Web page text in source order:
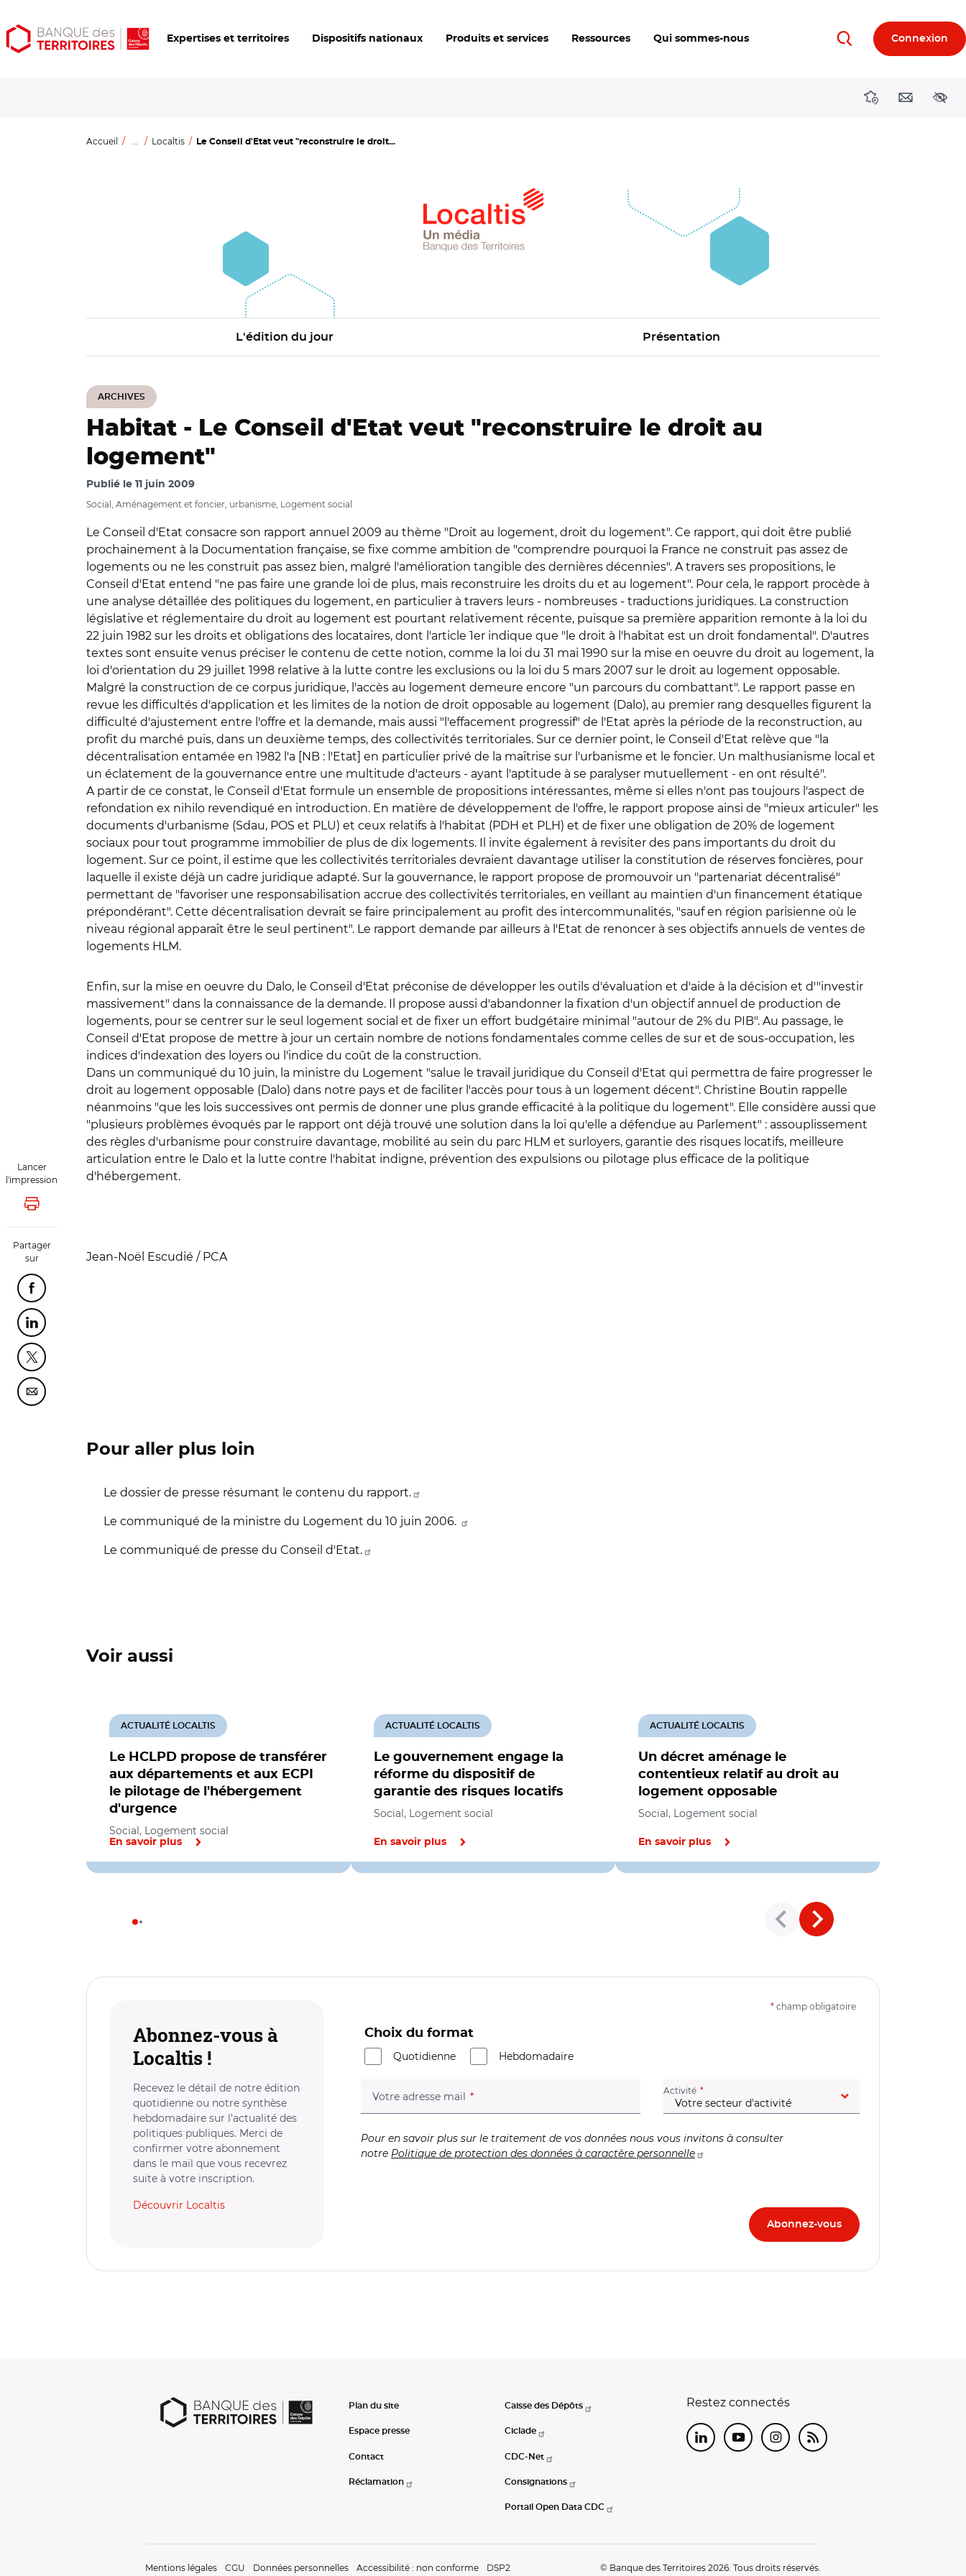
Aller
au
Aller
au
Ouvrir
les
Expertises et territoires Dispositifs nationaux Produits et services Ressources Qui sommes-nous RechercherConnexion
DirectionsContact
Accueil ... Localtis Le Conseil d'Etat veut "reconstruire le droit...
L'édition du jour Présentation
ARCHIVES
Lancer
l'impression
Lancer l'impression
Partager
sur
Partager cette page sur Facebook
Partager cette page sur Linkedin
Partager cette page sur Twitter
Partager cette page sur Courriel
Habitat - Le Conseil d'Etat veut "reconstruire le droit au
logement"
Publié le 11 juin 2009
Social, Aménagement et foncier, urbanisme, Logement social
Le Conseil d'Etat consacre son rapport annuel 2009 au thème "Droit au logement, droit du logement". Ce rapport, qui doit être publié
prochainement à la Documentation française, se fixe comme ambition de "comprendre pourquoi la France ne construit pas assez de
logements ou ne les construit pas assez bien, malgré l'amélioration tangible des dernières décennies". A travers ses propositions, le
Conseil d'Etat entend "ne pas faire une grande loi de plus, mais reconstruire les droits du et au logement". Pour cela, le rapport procède à
une analyse détaillée des politiques du logement, en particulier à travers leurs - nombreuses - traductions juridiques. La construction
législative et réglementaire du droit au logement est pourtant relativement récente, puisque sa première apparition remonte à la loi du
22 juin 1982 sur les droits et obligations des locataires, dont l'article 1er indique que "le droit à l'habitat est un droit fondamental". D'autres
textes sont ensuite venus préciser le contenu de cette notion, comme la loi du 31 mai 1990 sur la mise en oeuvre du droit au logement, la
loi d'orientation du 29 juillet 1998 relative à la lutte contre les exclusions ou la loi du 5 mars 2007 sur le droit au logement opposable.
Malgré la construction de ce corpus juridique, l'accès au logement demeure encore "un parcours du combattant". Le rapport passe en
revue les difficultés d'application et les limites de la notion de droit opposable au logement (Dalo), au premier rang desquelles figurent la
difficulté d'ajustement entre l'offre et la demande, mais aussi "l'effacement progressif" de l'Etat après la période de la reconstruction, au
profit du marché puis, dans un deuxième temps, des collectivités territoriales. Sur ce dernier point, le Conseil d'Etat relève que "la
décentralisation entamée en 1982 l'a [NB : l'Etat] en particulier privé de la maîtrise sur l'urbanisme et le foncier. Un malthusianisme local et
un éclatement de la gouvernance entre une multitude d'acteurs - ayant l'aptitude à se paralyser mutuellement - en ont résulté".
A partir de ce constat, le Conseil d'Etat formule un ensemble de propositions intéressantes, même si elles n'ont pas toujours l'aspect de
refondation ex nihilo revendiqué en introduction. En matière de développement de l'offre, le rapport propose ainsi de "mieux articuler" les
documents d'urbanisme (Sdau, POS et PLU) et ceux relatifs à l'habitat (PDH et PLH) et de fixer une obligation de 20% de logement
sociaux pour tout programme immobilier de plus de dix logements. Il invite également à revisiter des pans importants du droit du
logement. Sur ce point, il estime que les collectivités territoriales devraient davantage utiliser la constitution de réserves foncières, pour
laquelle il existe déjà un cadre juridique adapté. Sur la gouvernance, le rapport propose de promouvoir un "partenariat décentralisé"
permettant de "favoriser une responsabilisation accrue des collectivités territoriales, en veillant au maintien d'un financement étatique
prépondérant". Cette décentralisation devrait se faire principalement au profit des intercommunalités, "sauf en région parisienne où le
niveau régional apparaît être le seul pertinent". Le rapport demande par ailleurs à l'Etat de renoncer à ses objectifs annuels de ventes de
logements HLM.
Enfin, sur la mise en oeuvre du Dalo, le Conseil d'Etat préconise de développer les outils d'évaluation et d'aide à la décision et d'"investir
massivement" dans la connaissance de la demande. Il propose aussi d'abandonner la fixation d'un objectif annuel de production de
logements, pour se centrer sur le seul logement social et de fixer un effort budgétaire minimal "autour de 2% du PIB". Au passage, le
Conseil d'Etat propose de mettre à jour un certain nombre de notions fondamentales comme celles de sur et de sous-occupation, les
indices d'indexation des loyers ou l'indice du coût de la construction.
Dans un communiqué du 10 juin, la ministre du Logement "salue le travail juridique du Conseil d'Etat qui permettra de faire progresser le
droit au logement opposable (Dalo) dans notre pays et de faciliter l'accès pour tous à un logement décent". Christine Boutin rappelle
néanmoins "que les lois successives ont permis de donner une plus grande efficacité à la politique du logement". Elle considère aussi que
"plusieurs problèmes évoqués par le rapport ont déjà trouvé une solution dans la loi qu'elle a défendue au Parlement" : assouplissement
des règles d'urbanisme pour construire davantage, mobilité au sein du parc HLM et surloyers, garantie des risques locatifs, meilleure
articulation entre le Dalo et la lutte contre l'habitat indigne, prévention des expulsions ou pilotage plus efficace de la politique
d'hébergement.
Jean-Noël Escudié / PCA
Pour aller plus loin
Le dossier de presse résumant le contenu du rapport.
Le communiqué de la ministre du Logement du 10 juin 2006.
Le communiqué de presse du Conseil d'Etat.
Voir aussi
Le HCLPD propose de transférer
aux départements et aux ECPI
le pilotage de l'hébergement
d'urgence
ACTUALITÉ LOCALTIS
Social, Logement social
En savoir plus
Le gouvernement engage la
réforme du dispositif de
garantie des risques locatifs
ACTUALITÉ LOCALTIS
Social, Logement social
En savoir plus
Un décret aménage le
contentieux relatif au droit au
logement opposable
ACTUALITÉ LOCALTIS
Social, Logement social
En savoir plus
Abonnez-vous à
Localtis !
Recevez le détail de notre édition
quotidienne ou notre synthèse
hebdomadaire sur l’actualité des
politiques publiques. Merci de
confirmer votre abonnement
dans le mail que vous recevrez
suite à votre inscription.
Découvrir Localtis
* champ obligatoire
Choix du format
Quotidienne
Hebdomadaire
Votre adresse mail (champ obligatoire) Activité (champ obligatoire)
Pour en savoir plus sur le traitement de vos données nous vous invitons à consulter
notre Politique de protection des données à caractère personnelle
Plan du site
Espace presse
Contact
Réclamation
Caisse des Dépôts
Ciclade
CDC-Net
Consignations
Portail Open Data CDC
Restez connectés
LinkedInYoutubeInstagram
RSS
Mentions légales CGU Données personnelles Accessibilité : non conforme DSP2 © Banque des Territoires 2026. Tous droits réservés.